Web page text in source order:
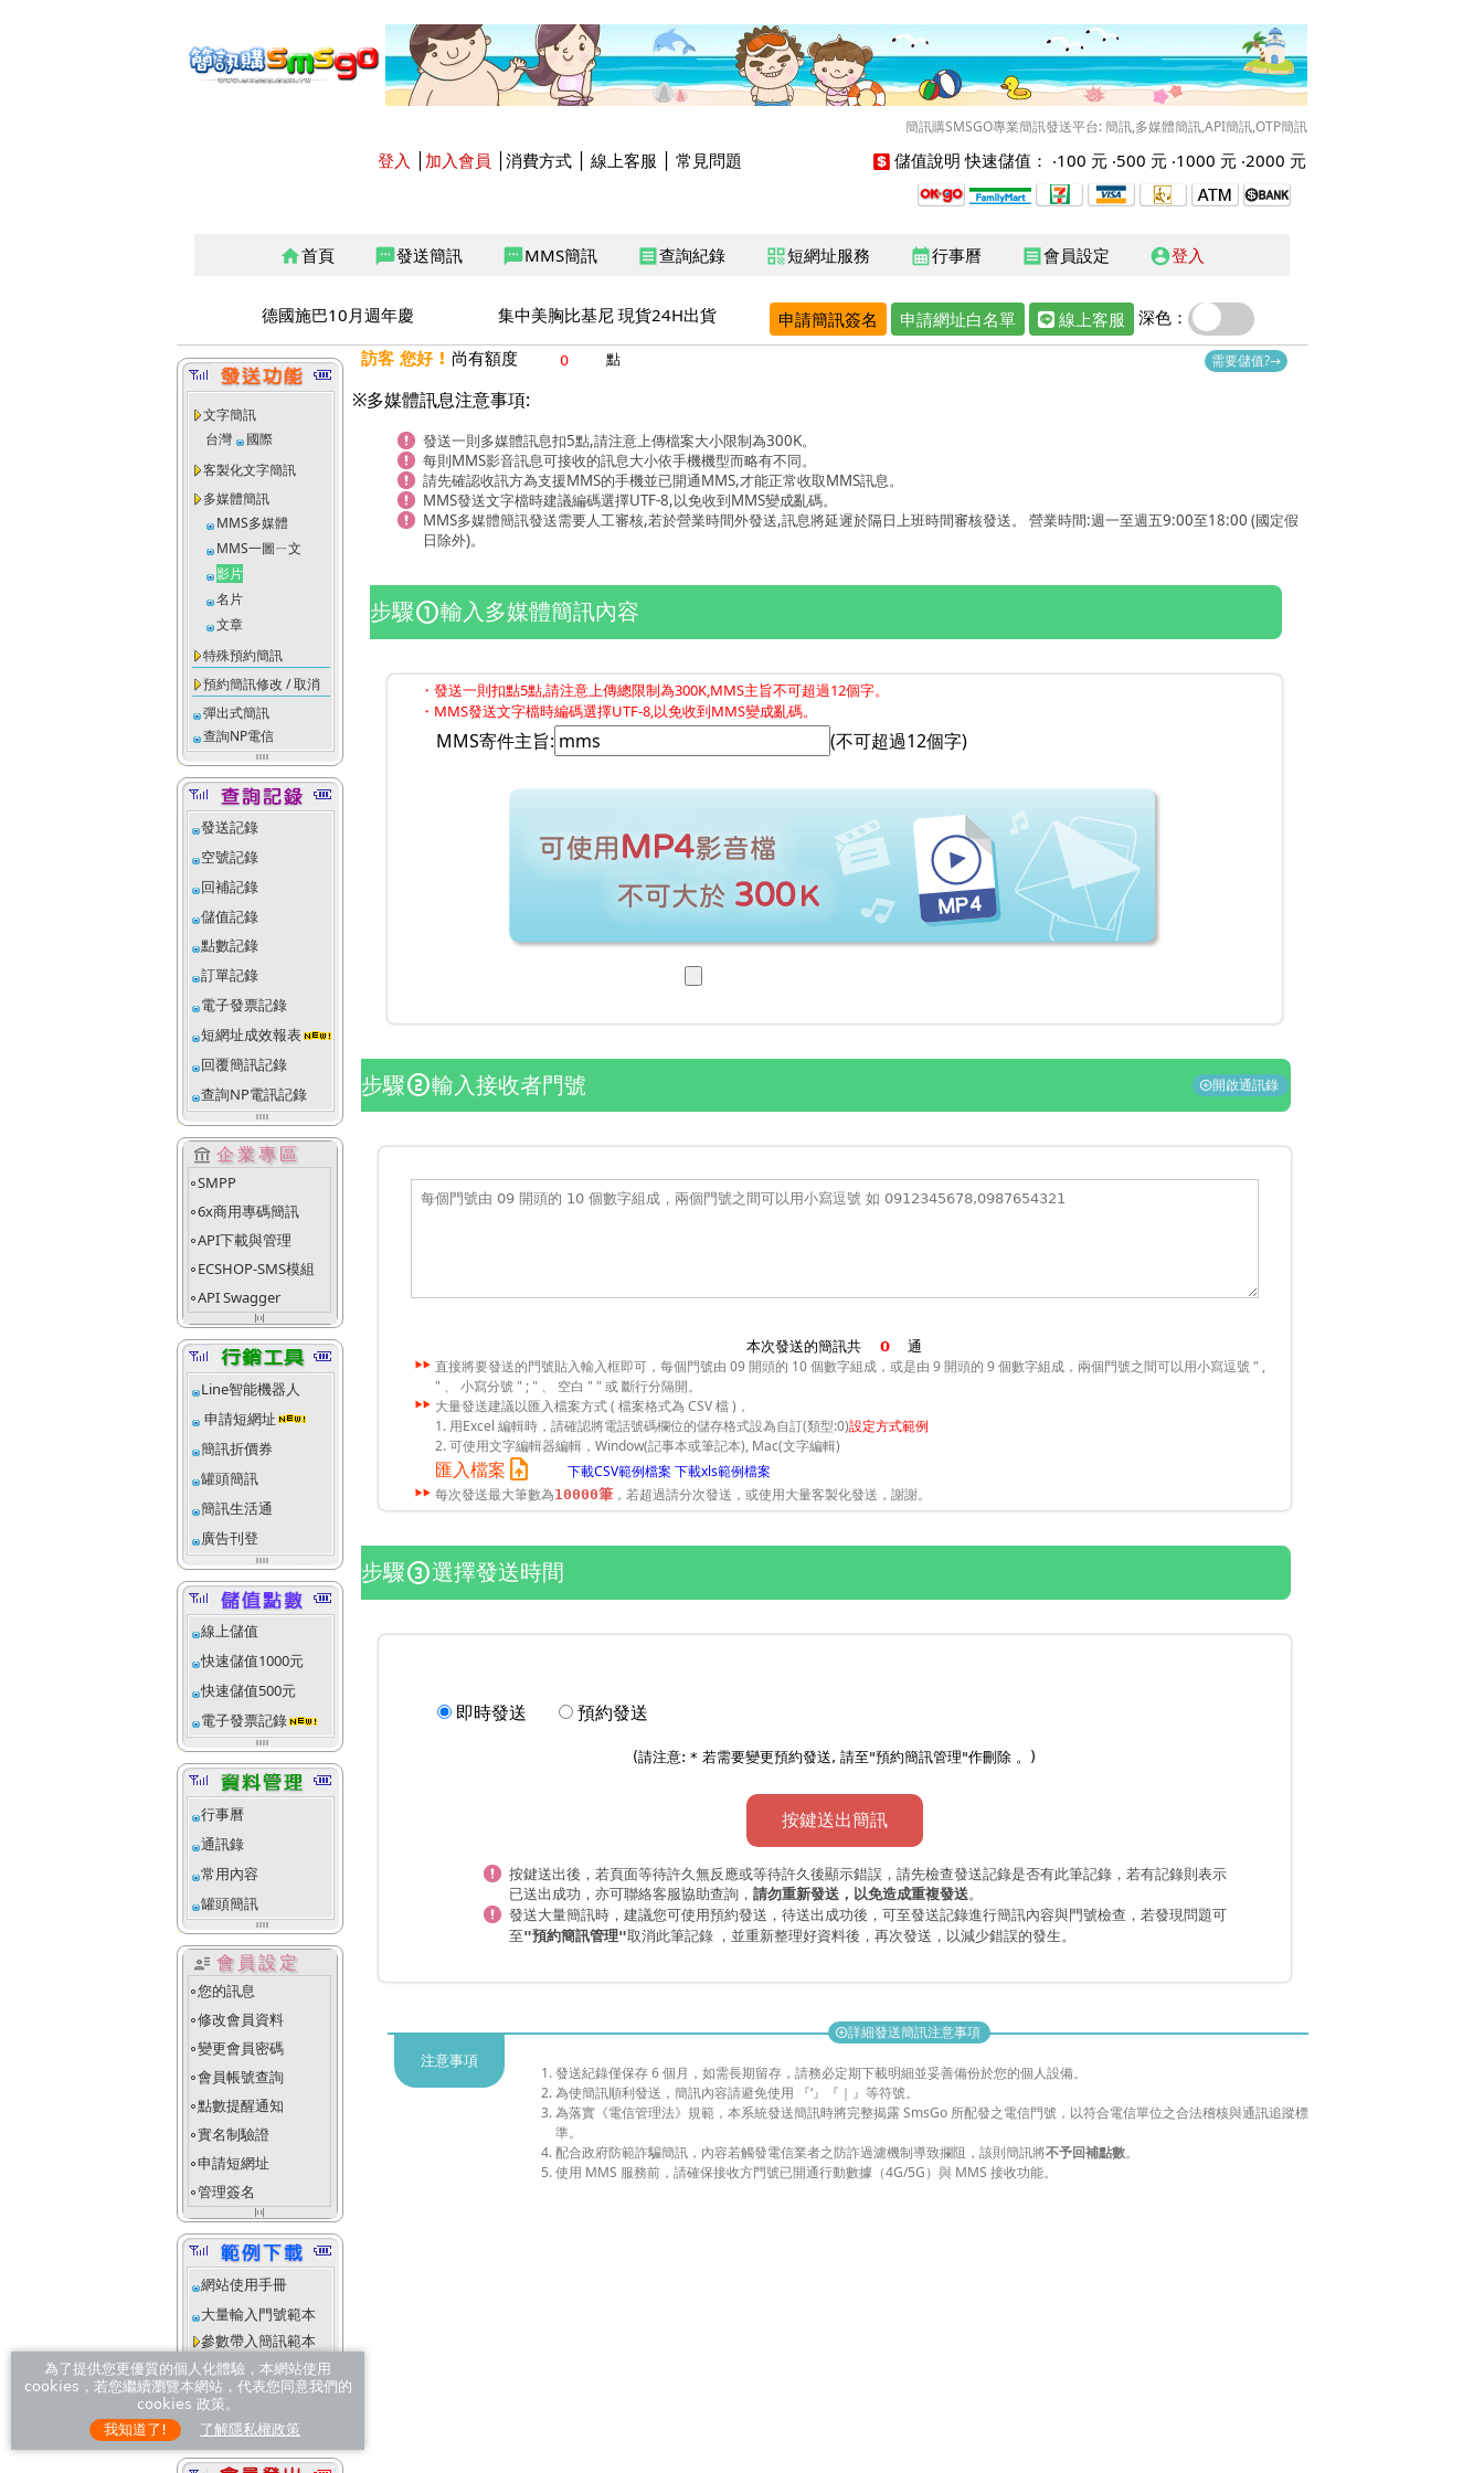
簡訊購SMSGO專業簡訊發送平台: 簡訊,多媒體簡訊,API簡訊,OTP簡訊
登入 加入會員 消費方式 線上客服 常見問題 儲值說明 快速儲值： ‧100 元 ‧500 元 ‧1000 元 ‧2000 元
home首頁 sms發送簡訊 smsMMS簡訊 receipt 查詢紀錄 qr_code短網址服務 calendar_month行事曆 receipt 會員設定 account_circle登入
德國施巴10月週年慶 集中美胸比基尼 現貨24H出貨 申請簡訊簽名 申請網址白名單 線上客服 深色：
文字簡訊
台灣
國際
客製化文字簡訊
多媒體簡訊
MMS多媒體
MMS一圖ㄧ文
影片
名片
文章
特殊預約簡訊
預約簡訊修改 / 取消
彈出式簡訊
查詢NP電信
發送記錄
空號記錄
回補記錄
儲值記錄
點數記錄
訂單記錄
電子發票記錄
短網址成效報表
回覆簡訊記錄
查詢NP電訊記錄
account_balance 企業專區
fiber_manual_record SMPP
fiber_manual_record 6x商用專碼簡訊
fiber_manual_record API下載與管理
fiber_manual_record ECSHOP-SMS模組
fiber_manual_record API Swagger
align_justify_space_even
Line智能機器人
申請短網址
簡訊折價券
罐頭簡訊
簡訊生活通
廣告刊登
線上儲值
快速儲值1000元
快速儲值500元
電子發票記錄
行事曆
通訊錄
常用內容
罐頭簡訊
user_attributes 會員設定
fiber_manual_record 您的訊息
fiber_manual_record 修改會員資料
fiber_manual_record 變更會員密碼
fiber_manual_record 會員帳號查詢
fiber_manual_record 點數提醒通知
fiber_manual_record 實名制驗證
fiber_manual_record 申請短網址
fiber_manual_record 管理簽名
align_justify_space_even
網站使用手冊
大量輸入門號範本
參數帶入簡訊範本
操作說明
進階客製化範本
操作說明
訪客 您好 ! 尚有額度 點 需要儲值?→
※多媒體訊息注意事項:
發送一則多媒體訊息扣5點,請注意上傳檔案大小限制為300K。
每則MMS影音訊息可接收的訊息大小依手機機型而略有不同。
請先確認收訊方為支援MMS的手機並已開通MMS,才能正常收取MMS訊息。
MMS發送文字檔時建議編碼選擇UTF-8,以免收到MMS變成亂碼。
MMS多媒體簡訊發送需要人工審核,若於營業時間外發送,訊息將延遲於隔日上班時間審核發送。 營業時間:週一至週五9:00至18:00 (國定假
日除外)。
步驟counter_1輸入多媒體簡訊內容
・發送一則扣點5點,請注意上傳總限制為300K,MMS主旨不可超過12個字。
・MMS發送文字檔時編碼選擇UTF-8,以免收到MMS變成亂碼。
MMS寄件主旨: (不可超過12個字)
步驟counter_2輸入接收者門號 add_circle開啟通訊錄
本次發送的簡訊共 通
直接將要發送的門號貼入輸入框即可，每個門號由 09 開頭的 10 個數字組成，或是由 9 開頭的 9 個數字組成，兩個門號之間可以用小寫逗號 " ,
" 、 小寫分號 " ; " 、 空白 " " 或 斷行分隔開。
大量發送建議以匯入檔案方式 ( 檔案格式為 CSV 檔 )，
1. 用Excel 編輯時，請確認將電話號碼欄位的儲存格式設為自訂(類型:0)設定方式範例
2. 可使用文字編輯器編輯，Window(記事本或筆記本), Mac(文字編輯)
匯入檔案 upload_file 下載CSV範例檔案 下載xls範例檔案
每次發送最大筆數為10000筆，若超過請分次發送，或使用大量客製化發送，謝謝。
步驟counter_3選擇發送時間
即時發送 預約發送
(請注意: * 若需要變更預約發送, 請至"預約簡訊管理"作刪除 。)
按鍵送出簡訊
按鍵送出後，若頁面等待許久無反應或等待許久後顯示錯誤，請先檢查發送記錄是否有此筆記錄，若有記錄則表示
已送出成功，亦可聯絡客服協助查詢，請勿重新發送，以免造成重複發送。
發送大量簡訊時，建議您可使用預約發送 ，待送出成功後，可至發送記錄進行簡訊內容與門號檢查，若發現問題可
至"預約簡訊管理"取消此筆記錄 ，並重新整理好資料後，再次發送，以減少錯誤的發生。
注意事項
add_circle詳細發送簡訊注意事項
發送紀錄僅保存 6 個月，如需長期留存，請務必定期下載明細並妥善備份於您的個人設備。
為使簡訊順利發送，簡訊內容請避免使用 『‘』『｜』等符號。
為落實《電信管理法》規範，本系統發送簡訊時將完整揭露 SmsGo 所配發之電信門號，以符合電信單位之合法稽核與通訊追蹤標
準。
配合政府防範詐騙簡訊，內容若觸發電信業者之防詐過濾機制導致攔阻，該則簡訊將不予回補點數。
使用 MMS 服務前，請確保接收方門號已開通行動數據（4G/5G）與 MMS 接收功能。
為了提供您更優質的個人化體驗，本網站使用
cookies，若您繼續瀏覽本網站，代表您同意我們的
cookies 政策。
我知道了!
了解隱私權政策